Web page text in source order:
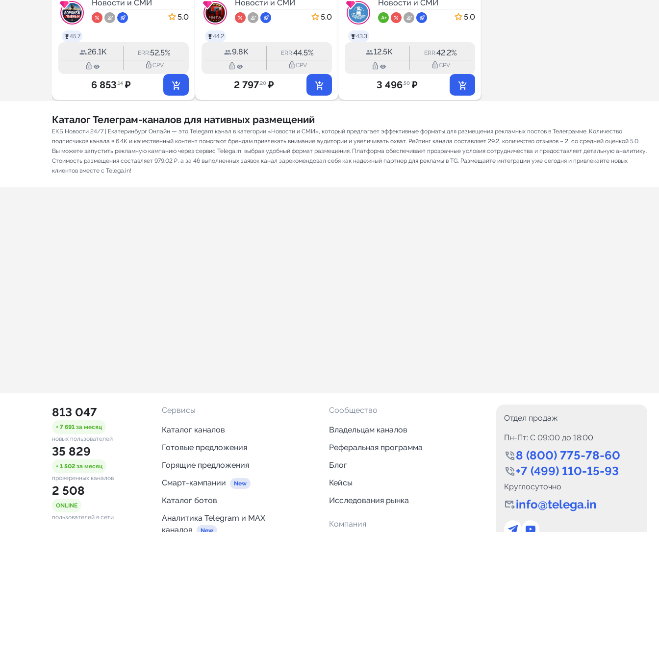
45.7
ГЛАВНЫЙ
Новости и СМИ
5.0
26.1K ERR:52.5%
lock_outline lock_outlineCPV
6 853.14 ₽
44.2
Новости и СМИ
5.0
9.8K ERR:44.5%
lock_outline lock_outlineCPV
2 797.20 ₽
43.3
Новости и СМИ
5.0
12.5K ERR:42.2%
lock_outline lock_outlineCPV
3 496.50 ₽
Каталог Телеграм-каналов для нативных размещений
ЕКБ Новости 24/7 | Екатеринбург Онлайн — это Telegam канал в категории «Новости и СМИ», который предлагает эффективные форматы для размещения рекламных постов в Телеграмме. Количество
подписчиков канала в 6.4K и качественный контент помогают брендам привлекать внимание аудитории и увеличивать охват. Рейтинг канала составляет 29.2, количество отзывов – 2, со средней оценкой 5.0.
Вы можете запустить рекламную кампанию через сервис Telega.in, выбрав удобный формат размещения. Платформа обеспечивает прозрачные условия сотрудничества и предоставляет детальную аналитику.
Стоимость размещения составляет 979.02 ₽, а за 46 выполненных заявок канал зарекомендовал себя как надежный партнер для рекламы в TG. Размещайте интеграции уже сегодня и привлекайте новых
клиентов вместе с Telega.in!
813 047
+ 7 691 за месяц
новых пользователей
35 829
+ 1 502 за месяц
проверенных каналов
2 508
ONLINE
пользователей в сети
Сервисы
Каталог каналов
Готовые предложения
Горящие предложения
Смарт-кампании
Каталог ботов
Аналитика Telegram и MAX
каналов
Сообщество
Владельцам каналов
Реферальная программа
Блог
Кейсы
Исследования рынка
Компания
Отдел продаж
Пн-Пт: C 09:00 до 18:00
8 (800) 775-78-60
+7 (499) 110-15-93
Круглосуточно
info@telega.in